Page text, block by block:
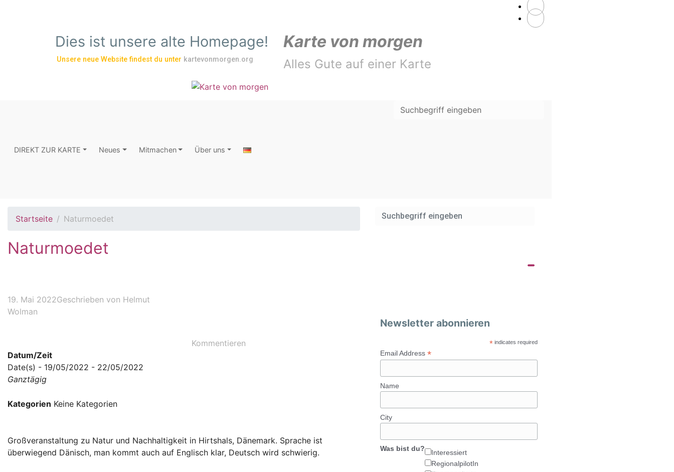
Dies ist unsere alte Homepage!
Unsere neue Website findest du unter kartevonmorgen.org
Karte von morgen
Alles Gute auf einer Karte
DIREKT ZUR KARTE Neues Mitmachen Über uns
Startseite Naturmoedet
Naturmoedet
19. Mai 2022Geschrieben von Helmut
Wolman
Kommentieren
Datum/Zeit
Date(s) - 19/05/2022 - 22/05/2022
Ganztägig
Kategorien Keine Kategorien
Großveranstaltung zu Natur und Nachhaltigkeit in Hirtshals, Dänemark. Sprache ist
überwiegend Dänisch, man kommt auch auf Englisch klar, Deutsch wird schwierig.
Newsletter abonnieren
*indicates required
Email Address*
Name
City
Was bist du?
Interessiert
RegionalpilotIn